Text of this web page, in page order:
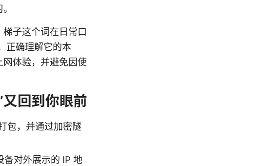
子这个词在日常口
正确理解它的本
体验，并避免因使
回到你眼前
包，并通过加密隧
备对外展示的 IP 地